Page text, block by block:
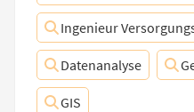
Ingenieur
Datenanalyse
GIS